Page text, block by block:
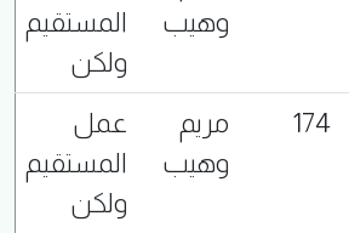
وهيب
المستقيم
ولكن
174
مريم
وهيب
عمل
المستقيم
ولكن